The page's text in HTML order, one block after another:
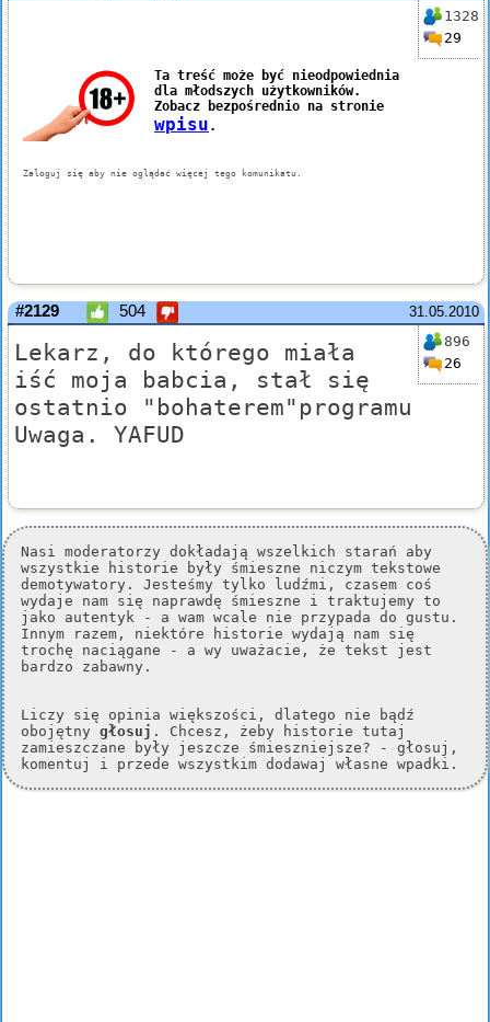
1328
29
31.05.2010
#2129 504
896
26
Lekarz, do którego miała
iść moja babcia, stał się
ostatnio "bohaterem"programu
Uwaga. YAFUD
Nasi moderatorzy dokładają wszelkich starań aby
wszystkie historie były śmieszne niczym tekstowe
demotywatory. Jesteśmy tylko ludźmi, czasem coś
wydaje nam się naprawdę śmieszne i traktujemy to
jako autentyk - a wam wcale nie przypada do gustu.
Innym razem, niektóre historie wydają nam się
trochę naciągane - a wy uważacie, że tekst jest
bardzo zabawny.
Liczy się opinia większości, dlatego nie bądź
obojętny głosuj . Chcesz, żeby historie tutaj
zamieszczane były jeszcze śmieszniejsze? - głosuj,
komentuj i przede wszystkim dodawaj własne wpadki.